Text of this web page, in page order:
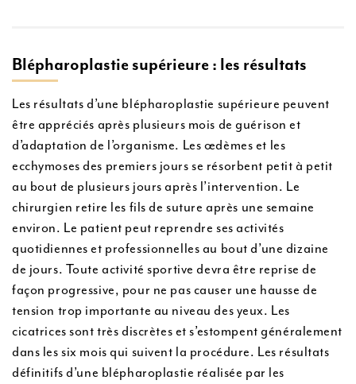
Blépharoplastie supérieure : les résultats
Les résultats d’une blépharoplastie supérieure peuvent
être appréciés après plusieurs mois de guérison et
d’adaptation de l’organisme. Les œdèmes et les
ecchymoses des premiers jours se résorbent petit à petit
au bout de plusieurs jours après l’intervention. Le
chirurgien retire les fils de suture après une semaine
environ. Le patient peut reprendre ses activités
quotidiennes et professionnelles au bout d’une dizaine
de jours. Toute activité sportive devra être reprise de
façon progressive, pour ne pas causer une hausse de
tension trop importante au niveau des yeux. Les
cicatrices sont très discrètes et s’estompent généralement
dans les six mois qui suivent la procédure. Les résultats
définitifs d’une blépharoplastie réalisée par les